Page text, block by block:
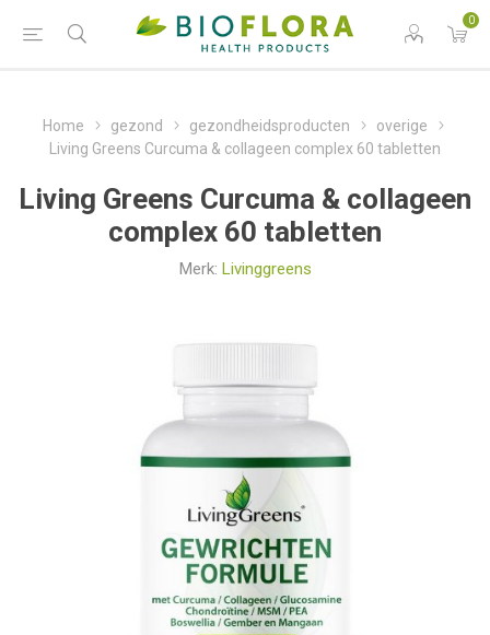
0
Home gezond gezondheidsproducten
overige
Living Greens Curcuma & collageen complex 60 tabletten
Living Greens Curcuma & collageen
complex 60 tabletten
Merk: Livinggreens